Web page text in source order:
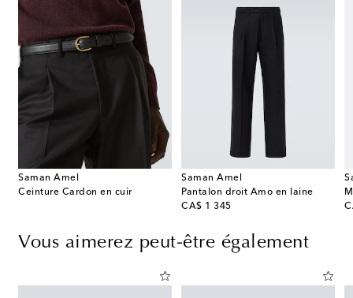
Saman Amel
Ceinture Cardon en cuir
Saman Amel
Pantalon droit Amo en laine
CA$ 1 345
original price
Vous aimerez peut-être également